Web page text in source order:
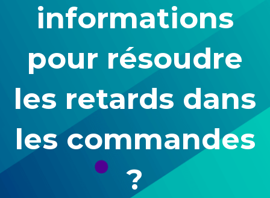
informations
pour résoudre
les retards dans
les commandes
?